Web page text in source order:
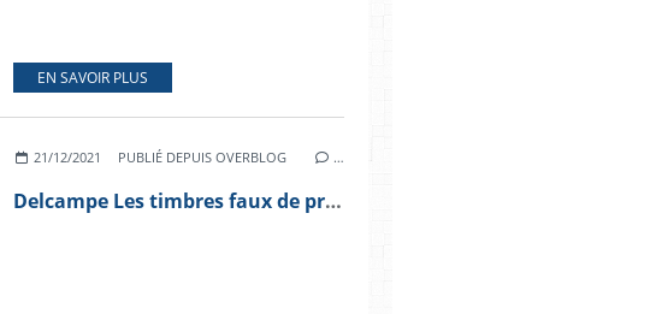
EN SAVOIR PLUS
21/12/2021 PUBLIÉ DEPUIS OVERBLOG …
Delcampe Les timbres faux de propagande